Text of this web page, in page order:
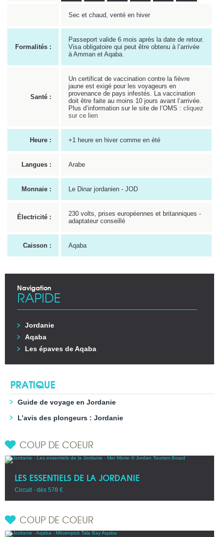
Sec et chaud, venté en hiver
Formalités :
Passeport valide 6 mois après la date de retour.
Visa obligatoire qui peut être obtenu à l’arrivée
à Amman et Aqaba.
Santé :
Un certificat de vaccination contre la fièvre
jaune est exigé pour les voyageurs en
provenance de pays infestés. La vaccination
doit être faite au moins 10 jours avant l’arrivée.
Plus d’information sur le site de l’OMS : cliquez
sur ce lien
Heure : +1 heure en hiver comme en été
Langues : Arabe
Monnaie : Le Dinar jordanien - JOD
Électricité :
230 volts, prises européennes et britanniques -
adaptateur conseillé
Caisson : Aqaba
Navigation
RAPIDE
Jordanie
Aqaba
Les épaves de Aqaba
PRATIQUE
Guide de voyage en Jordanie
L’avis des plongeurs : Jordanie
COUP DE COEUR
LES ESSENTIELS DE LA JORDANIE
Circuit - dès 578 €
COUP DE COEUR